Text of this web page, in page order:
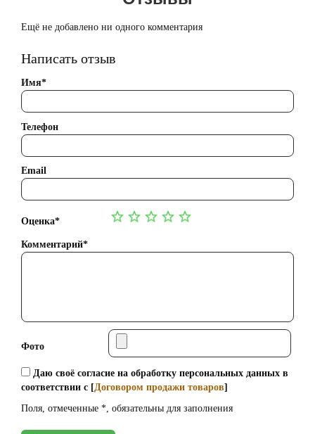
Ещё не добавлено ни одного комментария
Написать отзыв
Имя*
Телефон
Email
Оценка*
Комментарий*
Фото
Даю своё согласие на обработку персональных данных в
соответствии с [Договором продажи товаров]
Поля, отмеченные *, обязательны для заполнения